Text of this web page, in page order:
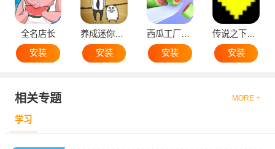
全名店长
安装
养成迷你大叔
安装
西瓜工厂大亨
安装
传说之下黄魂
安装
相关专题 MORE +
学习